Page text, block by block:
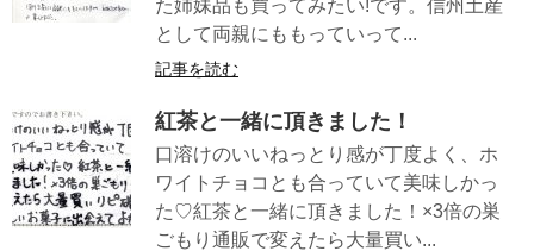
た姉妹品も買ってみたい!です。信州土産
として両親にももっていって...
記事を読む
紅茶と一緒に頂きました！
口溶けのいいねっとり感が丁度よく、ホ
ワイトチョコとも合っていて美味しかっ
た♡紅茶と一緒に頂きました！×3倍の巣
ごもり通販で変えたら大量買い...